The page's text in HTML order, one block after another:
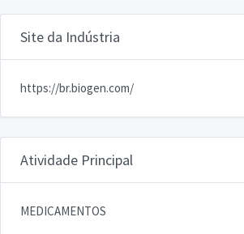
Site da Indústria
https://br.biogen.com/
Atividade Principal
MEDICAMENTOS